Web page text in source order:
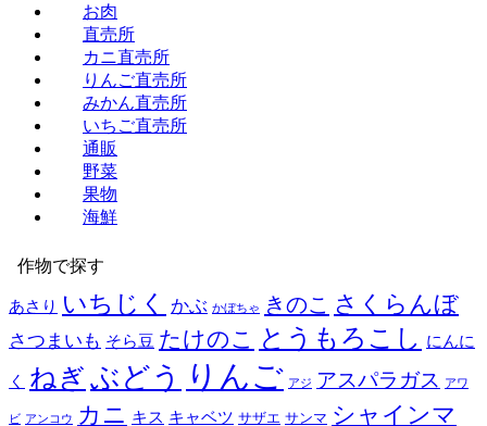
お肉
直売所
カニ直売所
りんご直売所
みかん直売所
いちご直売所
通販
野菜
果物
海鮮
作物で探す
あさり いちじく かぶ かぼちゃ きのこ さくらんぼ
さつまいも そら豆 たけのこ とうもろこし にんに
く ねぎ ぶどう りんご アジ アスパラガス アワ
ビ アンコウ カニ キス キャベツ サザエ サンマ シャインマ